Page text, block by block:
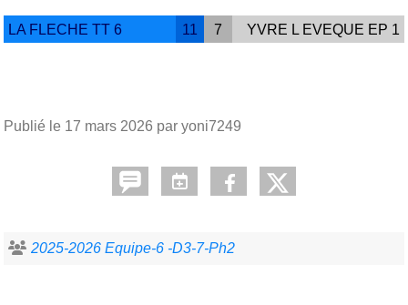
LA FLECHE TT 6 11 7 YVRE L EVEQUE EP 1
Publié le 17 mars 2026 par yoni7249
2025-2026 Equipe-6 -D3-7-Ph2